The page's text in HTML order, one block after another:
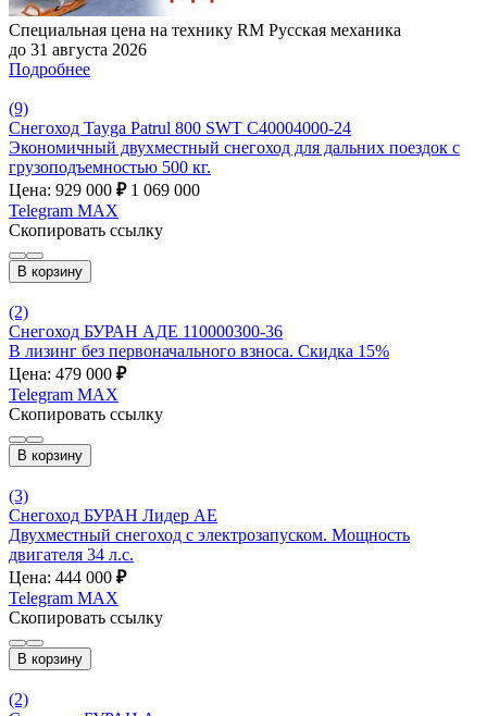
Специальная цена на технику RM Русская механика
до 31 августа 2026
Подробнее
(9)
Снегоход Tayga Patrul 800 SWT C40004000-24
Экономичный двухместный снегоход для дальних поездок с
грузоподъемностью 500 кг.
Цена: 929 000 ₽ 1 069 000
Telegram MAX
Скопировать ссылку
В корзину
(2)
Снегоход БУРАН АДЕ 110000300-36
В лизинг без первоначального взноса. Скидка 15%
Цена: 479 000 ₽
Telegram MAX
Скопировать ссылку
В корзину
(3)
Снегоход БУРАН Лидер АЕ
Двухместный снегоход с электрозапуском. Мощность
двигателя 34 л.с.
Цена: 444 000 ₽
Telegram MAX
Скопировать ссылку
В корзину
(2)